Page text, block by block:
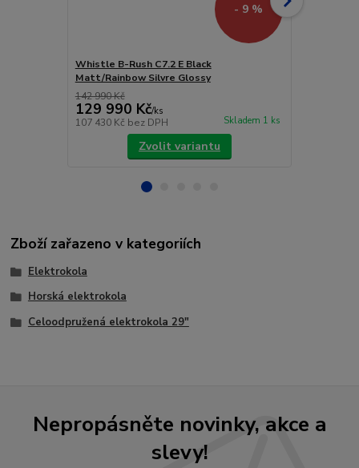
- 9 %
Whistle B-Rush C7.2 E Black
Matt/Rainbow Silvre Glossy
142 990 Kč
129 990 Kč/ks
107 430 Kč bez DPH Skladem 1 ks
Zvolit variantu
Zboží zařazeno v kategoriích
Elektrokola
Horská elektrokola
Celoodpružená elektrokola 29"
Nepropásněte novinky, akce a
slevy!